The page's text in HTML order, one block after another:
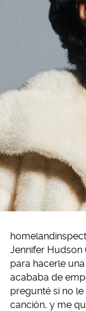
Jennifer
para hacerle
acababa de
pregunté si no
canción, y me